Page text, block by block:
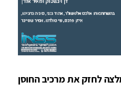
לחזק את מרכיב החוסן